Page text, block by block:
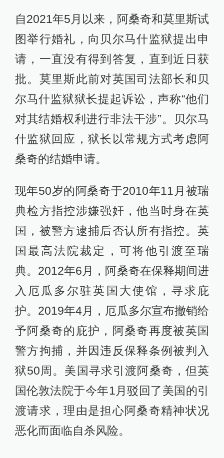
自2021年5月以来，阿桑奇和莫里斯试
图举行婚礼，向贝尔马什监狱提出申
请，一直没有得到答复，直到近日获
批。莫里斯此前对英国司法部长和贝
尔马什监狱狱长提起诉讼，声称“他们
对其结婚权利进行非法干涉”。贝尔马
什监狱回应，狱长以常规方式考虑阿
桑奇的结婚申请。
现年50岁的阿桑奇于2010年11月被瑞
典检方指控涉嫌强奸，他当时身在英
国，被警方逮捕后否认所有指控。英
国最高法院裁定，可将他引渡至瑞
典。2012年6月，阿桑奇在保释期间进
入厄瓜多尔驻英国大使馆，寻求庇
护。2019年4月，厄瓜多尔宣布撤销给
予阿桑奇的庇护，阿桑奇再度被英国
警方拘捕，并因违反保释条例被判入
狱50周。美国寻求引渡阿桑奇，但英
国伦敦法院于今年1月驳回了美国的引
渡请求，理由是担心阿桑奇精神状况
恶化而面临自杀风险。